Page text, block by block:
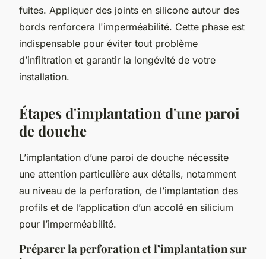
fuites. Appliquer des joints en silicone autour des
bords renforcera l'imperméabilité. Cette phase est
indispensable pour éviter tout problème
d’infiltration et garantir la longévité de votre
installation.
Étapes d'implantation d'une paroi
de douche
L’implantation d’une paroi de douche nécessite
une attention particulière aux détails, notamment
au niveau de la perforation, de l’implantation des
profils et de l’application d’un accolé en silicium
pour l’imperméabilité.
Préparer la perforation et l’implantation sur